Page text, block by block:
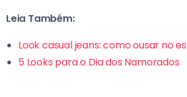
Leia Também:
Look casual jeans: como ousar no
5 Looks para o Dia dos Namorados